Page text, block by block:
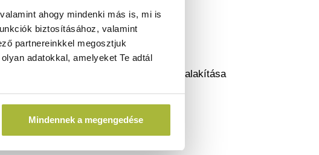
ahogy mindenki más is, mi is
biztosításához, valamint
partnereinkkel megosztjuk
adatokkal, amelyeket Te adtál
Mindennek a megengedése
míg a praktikus fogantyú kialakítása